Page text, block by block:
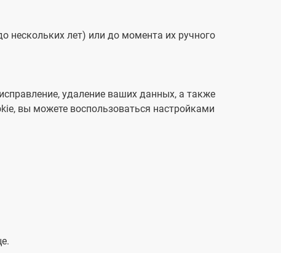
нескольких лет) или до момента их ручного
удаление ваших данных, а также
вы можете воспользоваться настройками